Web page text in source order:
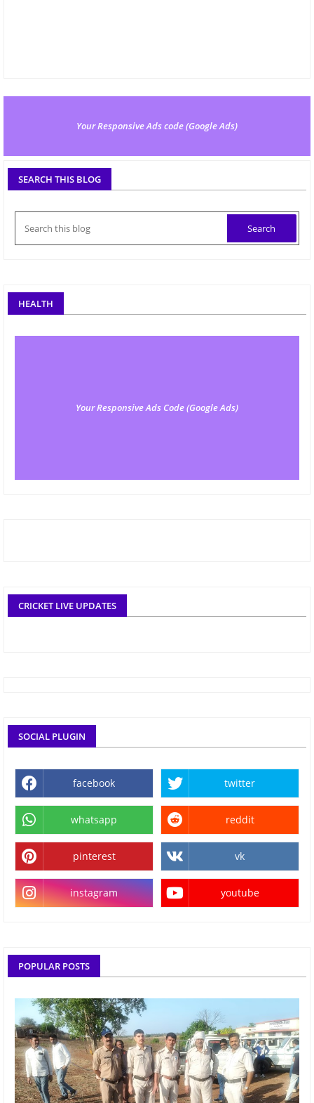
Your Responsive Ads code (Google Ads)
SEARCH THIS BLOG
HEALTH
Your Responsive Ads Code (Google Ads)
CRICKET LIVE UPDATES
SOCIAL PLUGIN
facebook twitter
whatsapp reddit
pinterest vk
instagram youtube
POPULAR POSTS